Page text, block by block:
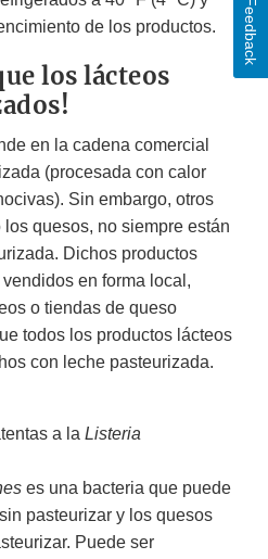
de los productos.
los lácteos
en la cadena comercial
(procesada con calor
Sin embargo, otros
quesos, no siempre están
Dichos productos
en forma local,
o tiendas de queso
todos los productos lácteos
con leche pasteurizada.
a la Listeria
es una bacteria que puede
pasteurizar y los quesos
Puede ser
Feedback